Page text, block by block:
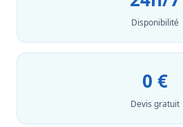
Disponibilité
0 €
Devis gratuit